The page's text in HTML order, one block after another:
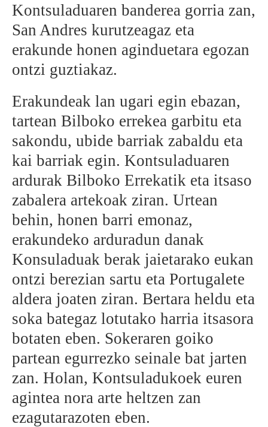
Kontsuladuaren banderea gorria zan,
San Andres kurutzeagaz eta
erakunde honen aginduetara egozan
ontzi guztiakaz.
Erakundeak lan ugari egin ebazan,
tartean Bilboko errekea garbitu eta
sakondu, ubide barriak zabaldu eta
kai barriak egin. Kontsuladuaren
ardurak Bilboko Errekatik eta itsaso
zabalera artekoak ziran. Urtean
behin, honen barri emonaz,
erakundeko arduradun danak
Konsuladuak berak jaietarako eukan
ontzi berezian sartu eta Portugalete
aldera joaten ziran. Bertara heldu eta
soka bategaz lotutako harria itsasora
botaten eben. Sokeraren goiko
partean egurrezko seinale bat jarten
zan. Holan, Kontsuladukoek euren
agintea nora arte heltzen zan
ezagutarazoten eben.